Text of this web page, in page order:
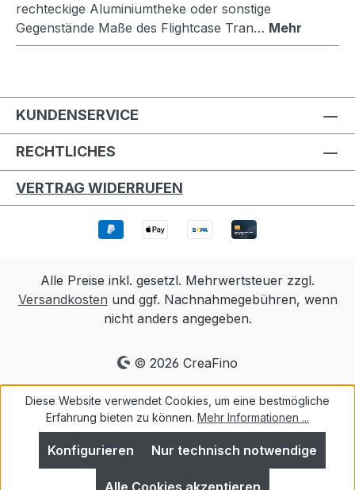
rechteckige Aluminiumtheke oder sonstige
Gegenstände Maße des Flightcase Tran… Mehr
KUNDENSERVICE
RECHTLICHES
VERTRAG WIDERRUFEN
Alle Preise inkl. gesetzl. Mehrwertsteuer zzgl.
Versandkosten und ggf. Nachnahmegebühren, wenn
nicht anders angegeben.
© 2026 CreaFino
Diese Website verwendet Cookies, um eine bestmögliche
Erfahrung bieten zu können. Mehr Informationen ...
Nur technisch notwendige
Konfigurieren
Alle Cookies akzeptieren